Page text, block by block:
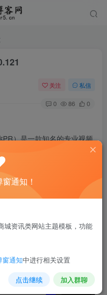
关注 私信
0 86 0
）是一款知名的专业视频
主要用来编辑视频和音频，
高达32位色彩的视频分辨率
编辑，支持VST音频插件和
VR视频，基于非线性编辑
以导入和导出QuickTime
和Windows大部分视频和音
通知！
城资讯类网站主题模板，功能
窗通知中进行相关设置
点击继续 加入群聊